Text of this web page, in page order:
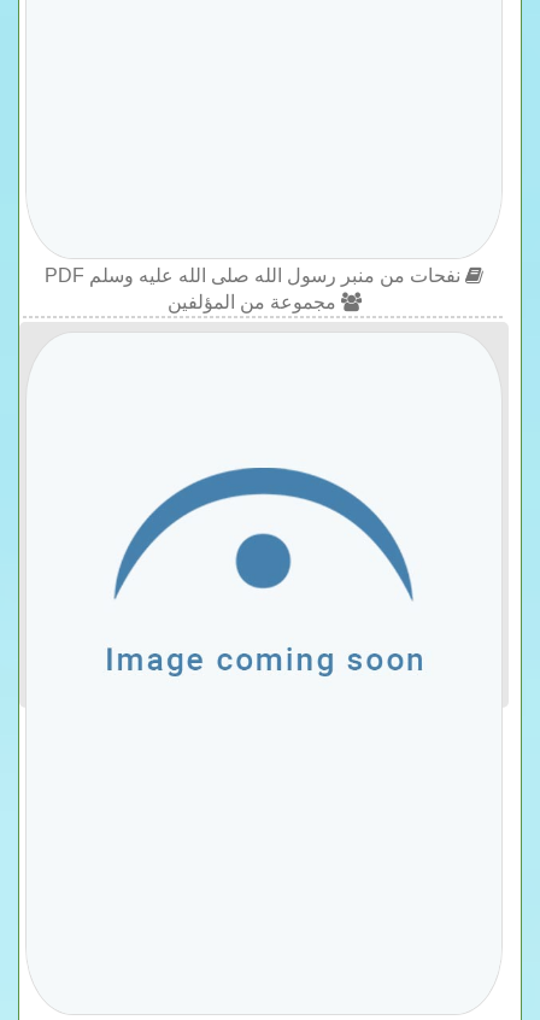
نفحات من منبر رسول الله صلى الله عليه وسلم PDF
مجموعة من المؤلفين